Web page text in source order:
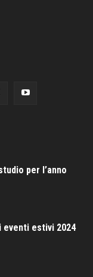
per l’anno
estivi 2024